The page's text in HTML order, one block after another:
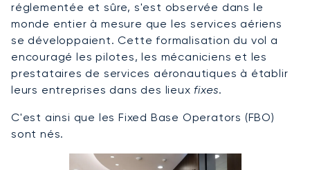
réglementée et sûre, s'est observée dans le
monde entier à mesure que les services aériens
se développaient. Cette formalisation du vol a
encouragé les pilotes, les mécaniciens et les
prestataires de services aéronautiques à établir
leurs entreprises dans des lieux fixes.
C'est ainsi que les Fixed Base Operators (FBO)
sont nés.